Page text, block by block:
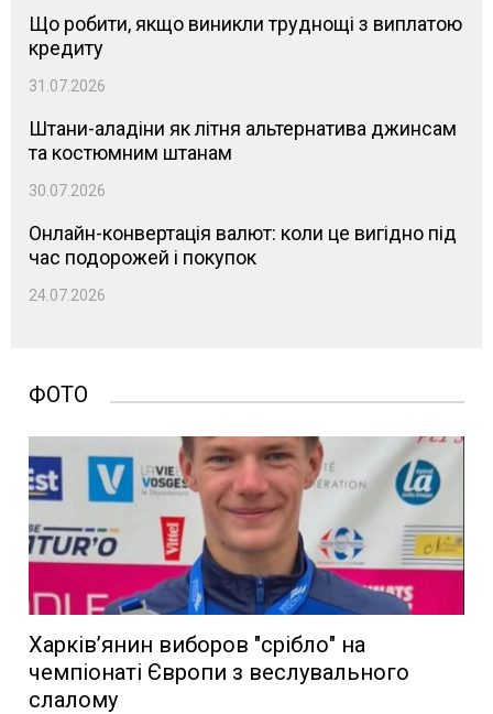
Що робити, якщо виникли труднощі з виплатою
кредиту
31.07.2026
Штани-аладіни як літня альтернатива джинсам
та костюмним штанам
30.07.2026
Онлайн-конвертація валют: коли це вигідно під
час подорожей і покупок
24.07.2026
ФОТО
Харків’янин виборов "срібло" на
чемпіонаті Європи з веслувального
слалому